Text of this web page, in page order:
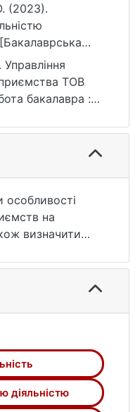
(2023).
Шевченка].
15071834/1394
ТОВ
бакалавра :
79 с. URL:
15071834/1394
особливості
на
визначити
діяльність
дослідження є
описано
управління
діяльністю